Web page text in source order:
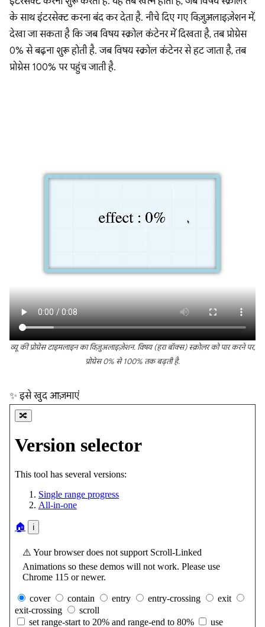
के साथ इंटरसेक्ट करना बंद कर देता है. नीचे दिए गए विज़ुअलाइज़ेशन में,
देखा जा सकता है कि जब विषय स्क्रोल कंटेनर में दिखता है, तब प्रोग्रेस
0% से बढ़ना शुरू होती है. जब विषय स्क्रोल कंटेनर से हट जाता है, तब
प्रोग्रेस 100% पर पहुंच जाती है.
व्यू की प्रोग्रेस टाइमलाइन का विज़ुअलाइज़ेशन. विषय (हरा बॉक्स) स्क्रोलर को पार करने पर,
प्रोग्रेस 0% से 100% तक बढ़ती है.
✨ इसे खुद आज़माएं